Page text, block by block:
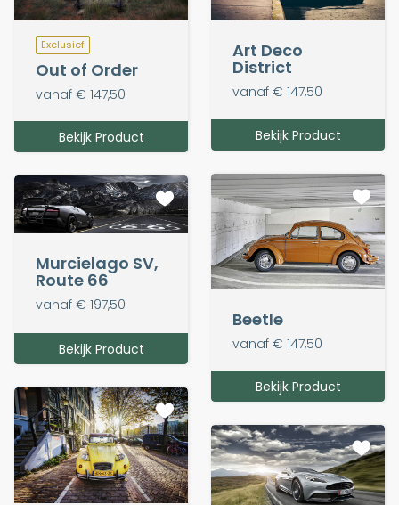
Exclusief
Out of Order
vanaf € 147,50
Bekijk Product
Art Deco
District
vanaf € 147,50
Bekijk Product
Beetle
vanaf € 147,50
Bekijk Product
Murcielago SV,
Route 66
vanaf € 197,50
Bekijk Product